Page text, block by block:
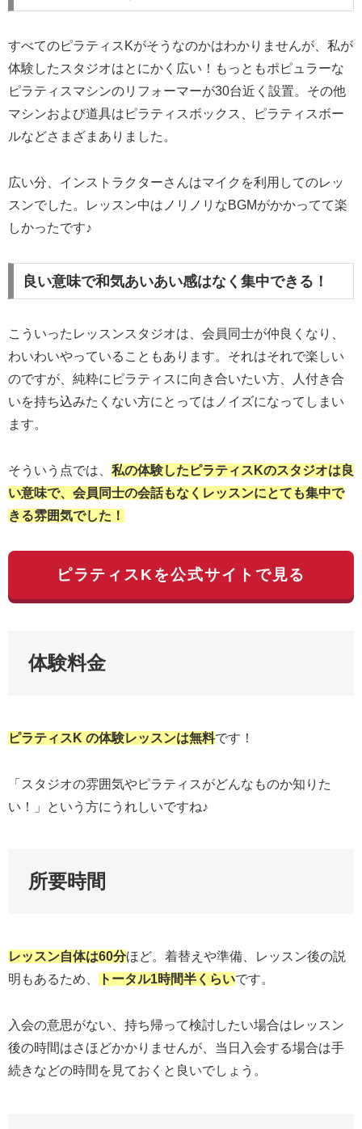
すべてのピラティスKがそうなのかはわかりませんが、私が
体験したスタジオはとにかく広い！もっともポピュラーな
ピラティスマシンのリフォーマーが30台近く設置。その他
マシンおよび道具はピラティスボックス、ピラティスボー
ルなどさまざまありました。
広い分、インストラクターさんはマイクを利用してのレッ
スンでした。レッスン中はノリノリなBGMがかかってて楽
しかったです♪
良い意味で和気あいあい感はなく集中できる！
こういったレッスンスタジオは、会員同士が仲良くなり、
わいわいやっていることもあります。それはそれで楽しい
のですが、純粋にピラティスに向き合いたい方、人付き合
いを持ち込みたくない方にとってはノイズになってしまい
ます。
そういう点では、 私の体験したピラティスKのスタジオは良
い意味で、会員同士の会話もなくレッスンにとても集中で
きる雰囲気でした！
ピラティスKを公式サイトで見る
体験料金
ピラティスK の体験レッスンは無料です！
「スタジオの雰囲気やピラティスがどんなものか知りた
い！」という方にうれしいですね♪
所要時間
レッスン自体は60分ほど。着替えや準備、レッスン後の説
明もあるため、
トータル1時間半くらいです。
入会の意思がない、持ち帰って検討したい場合はレッスン
後の時間はさほどかかりませんが、当日入会する場合は手
続きなどの時間を見ておくと良いでしょう。